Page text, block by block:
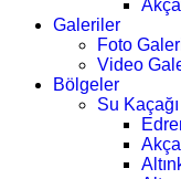
Galeriler
Foto
Video
Bölgeler
Su Kaçağı